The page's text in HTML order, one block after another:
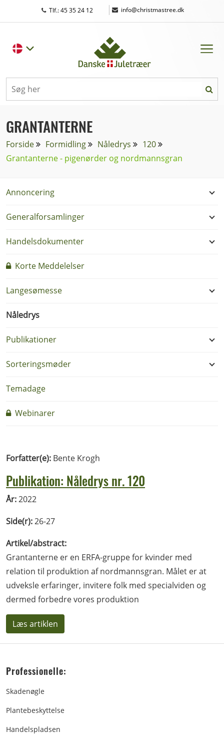
Tlf.: 45 35 24 12 | info@christmastree.dk
GRANTANTERNE
Forside Formidling Nåledrys
120
Grantanterne - pigenørder og nordmannsgran
Annoncering
Generalforsamlinger
Handelsdokumenter
Korte Meddelelser
Langesømesse
Nåledrys
Publikationer
Sorteringsmøder
Temadage
Webinarer
Forfatter(e): Bente Krogh
Publikation: Nåledrys nr. 120
År:2022
Side(r):26-27
Artikel/abstract:
Grantanterne er en ERFA-gruppe for kvinder med
relation til produktion af nordmannsgran. Målet er at
udveksle erfaringer, invitere folk med specialviden og
dermed forbedre vores produktion
Læs artiklen
Professionelle:
Skadenøgle
Plantebeskyttelse
Handelspladsen